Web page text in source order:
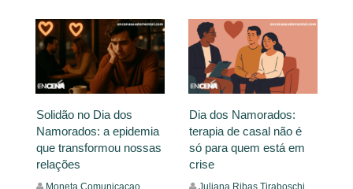
Solidão no Dia dos
Namorados: a epidemia
que transformou nossas
relações
Moneta Comunicacao
Dia dos Namorados:
terapia de casal não é
só para quem está em
crise
Juliana Ribas Tiraboschi